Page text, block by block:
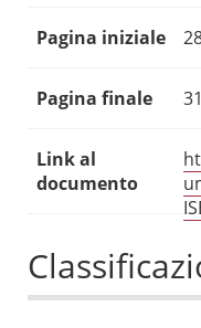
Pagina iniziale
Pagina finale
Link al
documento